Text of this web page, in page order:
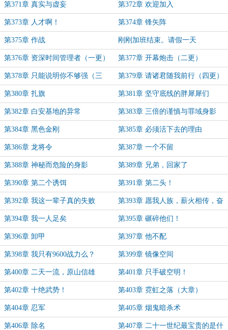
第371章 真实与虚妄 第372章 欢迎加入
第373章 人才啊！ 第374章 锋矢阵
第375章 作战 刚刚加班结束。请假一天
第376章 资深时间管理者（一更） 第377章 开幕炮击（二更）
第378章 只能说明你不够强（三
更）
第379章 请诸君随我前行（四更）
第380章 扎旗 第381章 坚守底线的胖犀犀们
第382章 白安基地的异常 第383章 三倍的谨慎与罪域身影
第384章 黑色金刚 第385章 必须活下去的理由
第386章 龙将令 第387章 一个不留
第388章 神秘而危险的身影 第389章 兄弟，回家了
第390章 第二个诱饵 第391章 第二头！
第392章 我这一辈子真的失败 第393章 愿我人族，薪火相传，奋
飞不辍！
第394章 我一人足矣 第395章 碾碎他们！
第396章 卸甲 第397章 他不配
第398章 我只有9600战力么？ 第399章 镜像空间
第400章 二天一流，原山信雄 第401章 只手破空明！
第402章 十绝武势！ 第403章 霓虹之落（大章）
第404章 忍军 第405章 烟鬼暗杀术
第406章 除名 第407章 二十一世纪最宝贵的是什